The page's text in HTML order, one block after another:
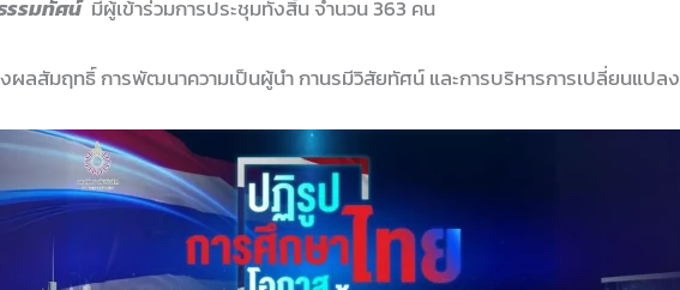
รรมทัศน์มีผู้เข้าร่วมการประชุมทั้งสิ้น จำนวน 363 คน
ผลสัมฤทธิ์ การพัฒนาความเป็นผู้นำ กานรมีวิสัยทัศน์ และการบริหารการเปลี่ยนแปลง